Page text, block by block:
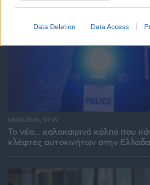
Data Deletion Data Access
Το νέο... καλοκαιρινό κόλπο που
κλέφτες αυτοκινήτων στην Ελλάδα
09.08.2026, 07:29